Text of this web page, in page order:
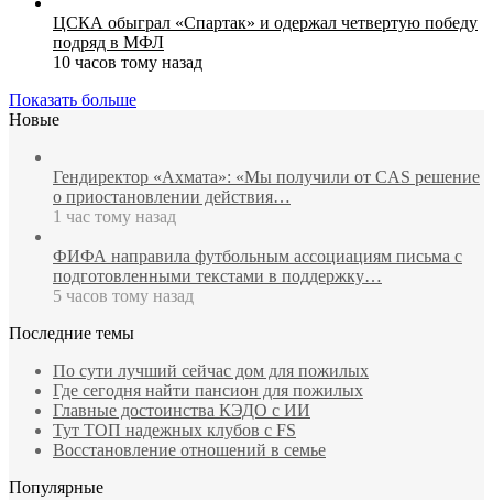
ЦСКА обыграл «Спартак» и одержал четвертую победу
подряд в МФЛ
10 часов тому назад
Показать больше
Новые
Гендиректор «Ахмата»: «Мы получили от CAS решение
о приостановлении действия…
1 час тому назад
ФИФА направила футбольным ассоциациям письма с
подготовленными текстами в поддержку…
5 часов тому назад
Последние темы
По сути лучший сейчас дом для пожилых
Где сегодня найти пансион для пожилых
Главные достоинства КЭДО с ИИ
Тут ТОП надежных клубов с FS
Восстановление отношений в семье
Популярные